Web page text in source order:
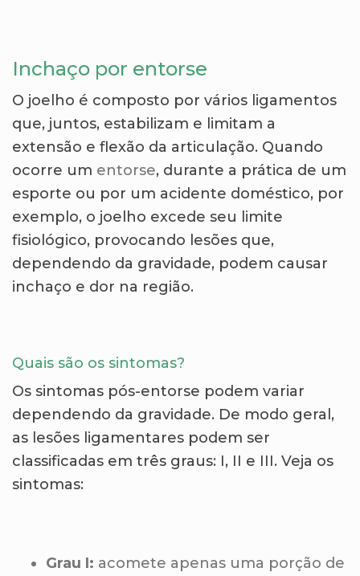
Inchaço por entorse
O joelho é composto por vários ligamentos
que, juntos, estabilizam e limitam a
extensão e flexão da articulação. Quando
ocorre um entorse, durante a prática de um
esporte ou por um acidente doméstico, por
exemplo, o joelho excede seu limite
fisiológico, provocando lesões que,
dependendo da gravidade, podem causar
inchaço e dor na região.
Quais são os sintomas?
Os sintomas pós-entorse podem variar
dependendo da gravidade. De modo geral,
as lesões ligamentares podem ser
classificadas em três graus: I, II e III. Veja os
sintomas:
Grau I: acomete apenas uma porção de